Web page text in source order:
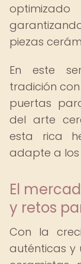
piezas
En este
tradición
puertas
del arte
esta rica
adapte a
El
y retos
Con la
auténticas y